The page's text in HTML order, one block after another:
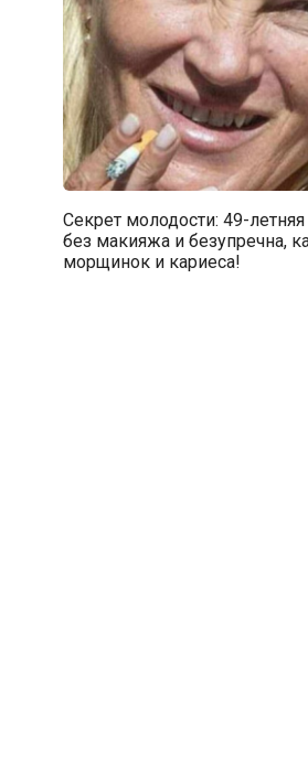
Секрет молодости: 49-
без макияжа и безупречна,
морщинок и кариеса!